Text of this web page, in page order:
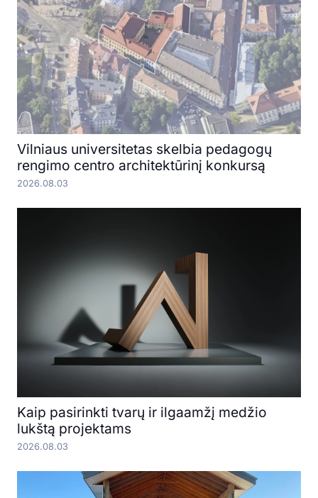
Vilniaus universitetas skelbia pedagogų
rengimo centro architektūrinį konkursą
2026.08.03
Kaip pasirinkti tvarų ir ilgaamžį medžio
lukštą projektams
2026.08.03